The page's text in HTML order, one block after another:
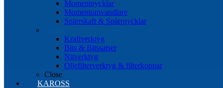
Momentnycklar
Momentomvandlare
Spärrskaft & Spärrnycklar
Kraftverktyg
Bits & Bitssatser
Nitverktyg
Oljefilterverktyg & filterkoppar
Close
KAROSS